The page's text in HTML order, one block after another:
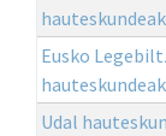
Eusko
Udal